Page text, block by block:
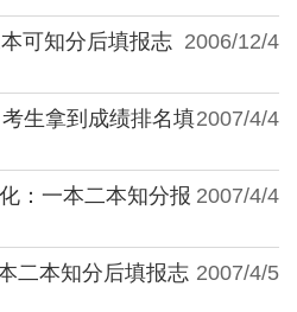
2006/12/4
可知分后填报志
2007/4/4
生拿到成绩排名填
2007/4/4
：一本二本知分报
2007/4/5
二本知分后填报志